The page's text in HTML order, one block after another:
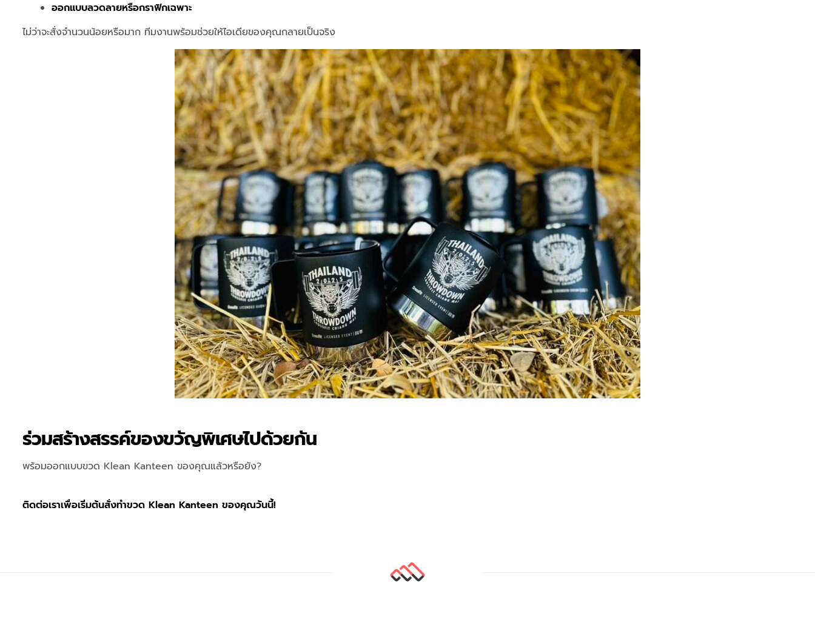
ออกแบบลวดลายหรือกราฟิกเฉพาะ
ไม่ว่าจะสั่งจำนวนน้อยหรือมาก ทีมงานพร้อมช่วยให้ไอเดียของคุณกลายเป็นจริง
ร่วมสร้างสรรค์ของขวัญพิเศษไปด้วยกัน
พร้อมออกแบบขวด Klean Kanteen ของคุณแล้วหรือยัง?
ติดต่อเราเพื่อเริ่มต้นสั่งทำขวด Klean Kanteen ของคุณวันนี้!